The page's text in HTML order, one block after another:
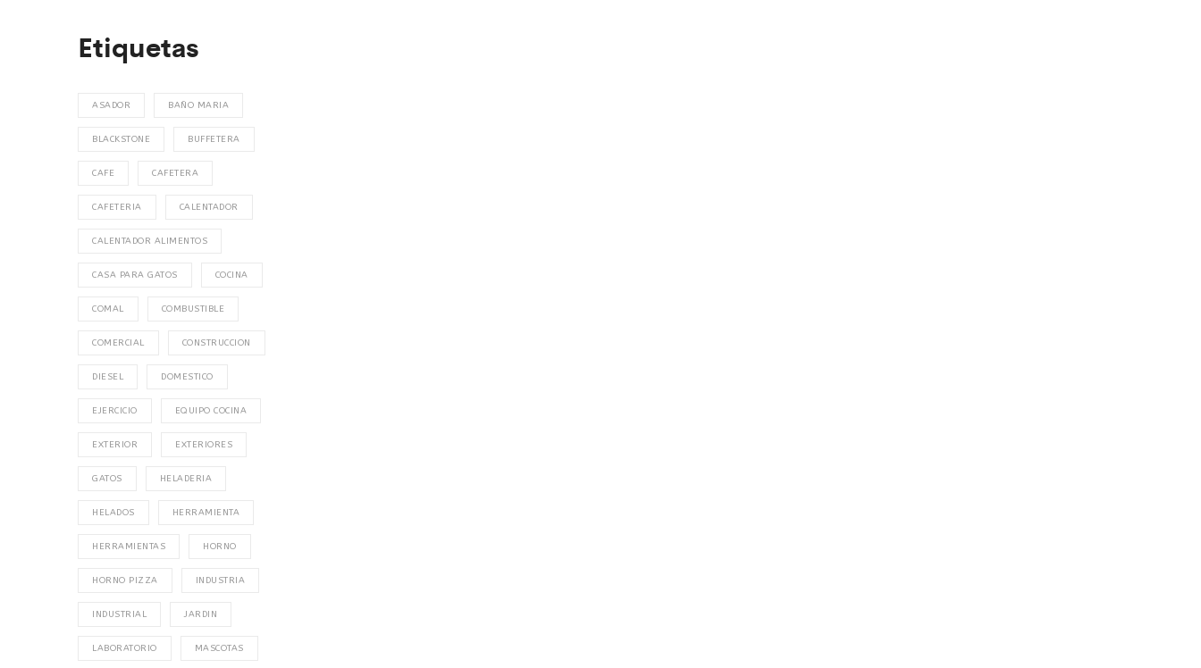
Etiquetas
ASADOR BAÑO MARIA
BLACKSTONE BUFFETERA
CAFE CAFETERA
CAFETERIA CALENTADOR
CALENTADOR ALIMENTOS
CASA PARA GATOS COCINA
COMAL COMBUSTIBLE
COMERCIAL CONSTRUCCION
DIESEL DOMESTICO
EJERCICIO EQUIPO COCINA
EXTERIOR EXTERIORES
GATOS HELADERIA
HELADOS HERRAMIENTA
HERRAMIENTAS HORNO
HORNO PIZZA INDUSTRIA
INDUSTRIAL JARDIN
LABORATORIO MASCOTAS